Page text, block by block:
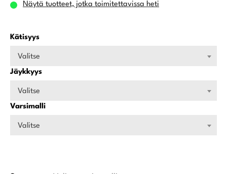
Näytä tuotteet, jotka toimitettavissa heti
Kätisyys
Valitse
Jäykkyys
Valitse
Varsimalli
Valitse